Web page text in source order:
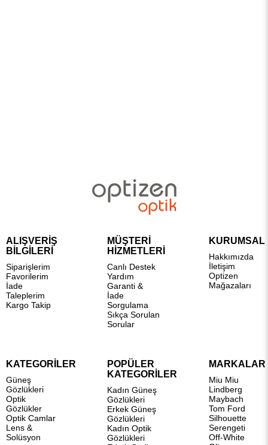
ALIŞVERİŞ
BİLGİLERİ
Siparişlerim
Favorilerim
İade
Taleplerim
Kargo Takip
MÜŞTERİ
HİZMETLERİ
Canlı Destek
Yardım
Garanti &
İade
Sorgulama
Sıkça Sorulan
Sorular
KURUMSAL
Hakkımızda
İletişim
Optizen
Mağazaları
KATEGORİLER
Güneş
Gözlükleri
Optik
Gözlükler
Optik Camlar
Lens &
Solüsyon
POPÜLER
KATEGORİLER
Kadın Güneş
Gözlükleri
Erkek Güneş
Gözlükleri
Kadın Optik
Gözlükleri
MARKALAR
Miu Miu
Lindberg
Maybach
Tom Ford
Silhouette
Serengeti
Off-White